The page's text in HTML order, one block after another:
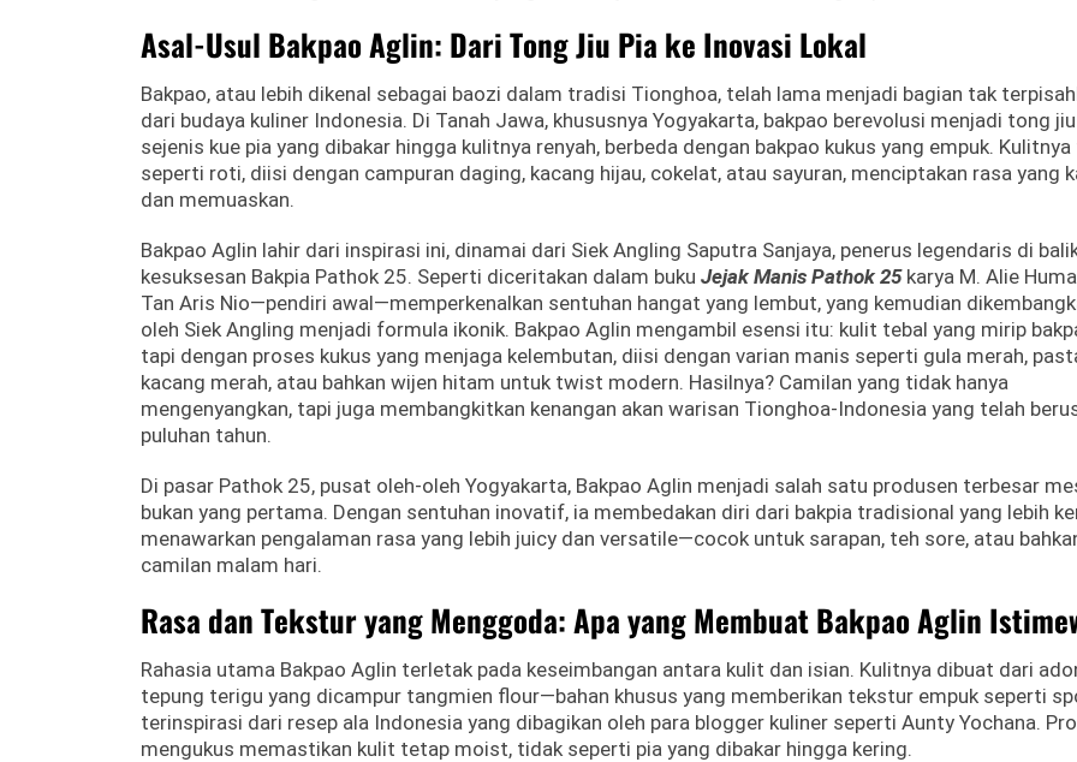
Asal-Usul Bakpao Aglin: Dari Tong Jiu Pia ke Inovasi Lokal
Bakpao, atau lebih dikenal sebagai baozi dalam tradisi Tionghoa, telah lama menjadi bagian tak
dari budaya kuliner Indonesia. Di Tanah Jawa, khususnya Yogyakarta, bakpao berevolusi menjadi tong
sejenis kue pia yang dibakar hingga kulitnya renyah, berbeda dengan bakpao kukus yang empuk. Kulitnya
seperti roti, diisi dengan campuran daging, kacang hijau, cokelat, atau sayuran, menciptakan rasa yang
dan memuaskan.
Bakpao Aglin lahir dari inspirasi ini, dinamai dari Siek Angling Saputra Sanjaya, penerus legendaris di
kesuksesan Bakpia Pathok 25. Seperti diceritakan dalam buku Jejak Manis Pathok 25karya M. Alie
Tan Aris Nio—pendiri awal—memperkenalkan sentuhan hangat yang lembut, yang kemudian
oleh Siek Angling menjadi formula ikonik. Bakpao Aglin mengambil esensi itu: kulit tebal yang mirip
tapi dengan proses kukus yang menjaga kelembutan, diisi dengan varian manis seperti gula merah,
kacang merah, atau bahkan wijen hitam untuk twist modern. Hasilnya? Camilan yang tidak hanya
mengenyangkan, tapi juga membangkitkan kenangan akan warisan Tionghoa-Indonesia yang telah
puluhan tahun.
Di pasar Pathok 25, pusat oleh-oleh Yogyakarta, Bakpao Aglin menjadi salah satu produsen terbesar
bukan yang pertama. Dengan sentuhan inovatif, ia membedakan diri dari bakpia tradisional yang lebih
menawarkan pengalaman rasa yang lebih juicy dan versatile—cocok untuk sarapan, teh sore, atau
camilan malam hari.
Rasa dan Tekstur yang Menggoda: Apa yang Membuat Bakpao Aglin
Rahasia utama Bakpao Aglin terletak pada keseimbangan antara kulit dan isian. Kulitnya dibuat dari
tepung terigu yang dicampur tangmien flour—bahan khusus yang memberikan tekstur empuk seperti
terinspirasi dari resep ala Indonesia yang dibagikan oleh para blogger kuliner seperti Aunty Yochana.
mengukus memastikan kulit tetap moist, tidak seperti pia yang dibakar hingga kering.